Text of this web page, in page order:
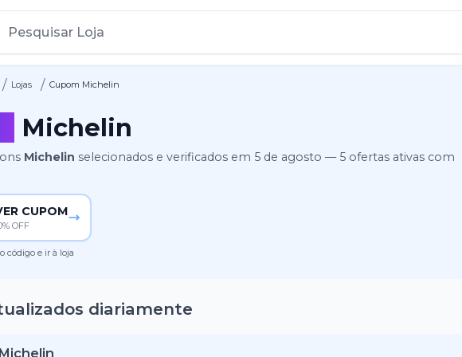
/ Lojas / Cupom Michelin
Michelin
Michelin selecionados e verificados em 5 de agosto — 5 ofertas ativas com
CUPOM
OFF
código e ir à loja
diariamente
Michelin